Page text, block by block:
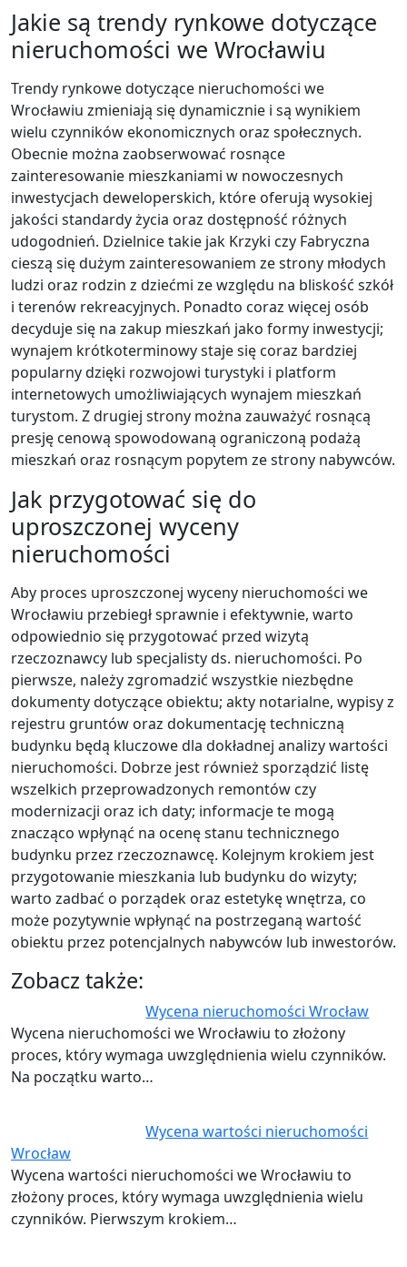
Jakie są trendy rynkowe dotyczące
nieruchomości we Wrocławiu
Trendy rynkowe dotyczące nieruchomości we
Wrocławiu zmieniają się dynamicznie i są wynikiem
wielu czynników ekonomicznych oraz społecznych.
Obecnie można zaobserwować rosnące
zainteresowanie mieszkaniami w nowoczesnych
inwestycjach deweloperskich, które oferują wysokiej
jakości standardy życia oraz dostępność różnych
udogodnień. Dzielnice takie jak Krzyki czy Fabryczna
cieszą się dużym zainteresowaniem ze strony młodych
ludzi oraz rodzin z dziećmi ze względu na bliskość szkół
i terenów rekreacyjnych. Ponadto coraz więcej osób
decyduje się na zakup mieszkań jako formy inwestycji;
wynajem krótkoterminowy staje się coraz bardziej
popularny dzięki rozwojowi turystyki i platform
internetowych umożliwiających wynajem mieszkań
turystom. Z drugiej strony można zauważyć rosnącą
presję cenową spowodowaną ograniczoną podażą
mieszkań oraz rosnącym popytem ze strony nabywców.
Jak przygotować się do
uproszczonej wyceny
nieruchomości
Aby proces uproszczonej wyceny nieruchomości we
Wrocławiu przebiegł sprawnie i efektywnie, warto
odpowiednio się przygotować przed wizytą
rzeczoznawcy lub specjalisty ds. nieruchomości. Po
pierwsze, należy zgromadzić wszystkie niezbędne
dokumenty dotyczące obiektu; akty notarialne, wypisy z
rejestru gruntów oraz dokumentację techniczną
budynku będą kluczowe dla dokładnej analizy wartości
nieruchomości. Dobrze jest również sporządzić listę
wszelkich przeprowadzonych remontów czy
modernizacji oraz ich daty; informacje te mogą
znacząco wpłynąć na ocenę stanu technicznego
budynku przez rzeczoznawcę. Kolejnym krokiem jest
przygotowanie mieszkania lub budynku do wizyty;
warto zadbać o porządek oraz estetykę wnętrza, co
może pozytywnie wpłynąć na postrzeganą wartość
obiektu przez potencjalnych nabywców lub inwestorów.
Zobacz także:
Wycena nieruchomości Wrocław
Wycena nieruchomości we Wrocławiu to złożony
proces, który wymaga uwzględnienia wielu czynników.
Na początku warto…
Wycena wartości nieruchomości
Wrocław
Wycena wartości nieruchomości we Wrocławiu to
złożony proces, który wymaga uwzględnienia wielu
czynników. Pierwszym krokiem…